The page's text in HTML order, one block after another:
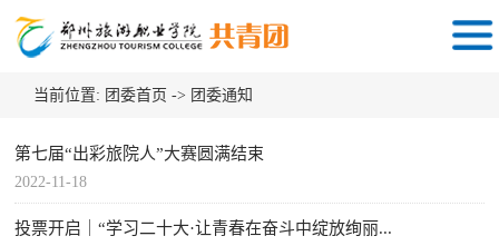
当前位置: 团委首页 -> 团委通知
第七届“出彩旅院人”大赛圆满结束
2022-11-18
投票开启｜“学习二十大·让青春在奋斗中绽放绚丽...